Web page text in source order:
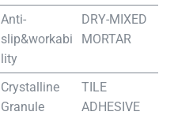
Anti-
slip&workabi
lity
DRY-MIXED
MORTAR
Crystalline
Granule
TILE
ADHESIVE